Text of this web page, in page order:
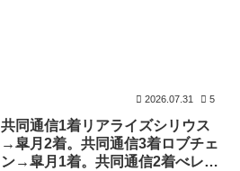
2026.07.31 5
共同通信1着リアライズシリウス
→皐月2着。共同通信3着ロブチェ
ン→皐月1着。共同通信2着べレシ